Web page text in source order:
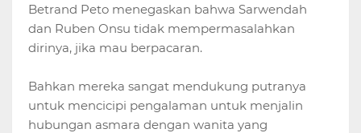
Betrand Peto menegaskan bahwa Sarwendah
dan Ruben Onsu tidak mempermasalahkan
dirinya, jika mau berpacaran.
Bahkan mereka sangat mendukung putranya
untuk mencicipi pengalaman untuk menjalin
hubungan asmara dengan wanita yang